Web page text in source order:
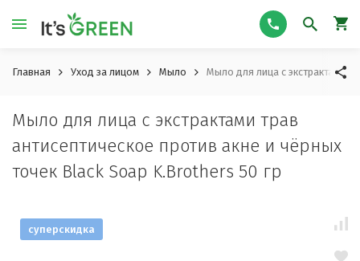
Главная Уход за лицом Мыло Мыло для лица с экстрактами
Мыло для лица с экстрактами трав
антисептическое против акне и чёрных
точек Black Soap K.Brothers 50 гр
суперскидка